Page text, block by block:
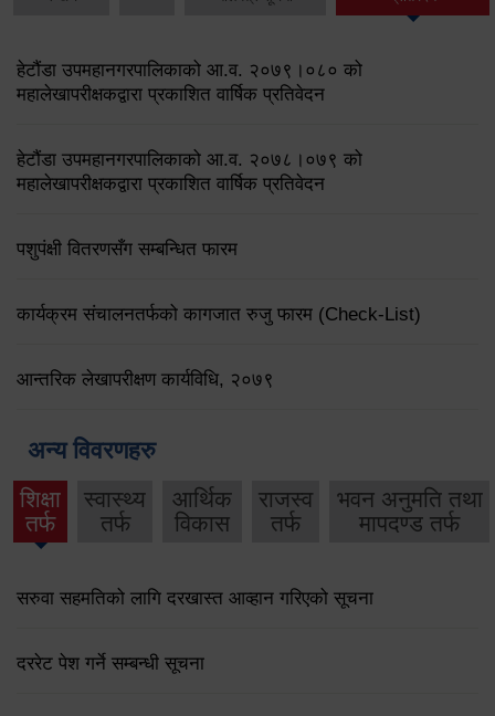
हेटौंडा उपमहानगरपालिकाको आ.व. २०७९।०८० को
महालेखापरीक्षकद्वारा प्रकाशित वार्षिक प्रतिवेदन
हेटौंडा उपमहानगरपालिकाको आ.व. २०७८।०७९ को
महालेखापरीक्षकद्वारा प्रकाशित वार्षिक प्रतिवेदन
पशुपंक्षी वितरणसँग सम्बन्धित फारम
कार्यक्रम संचालनतर्फको कागजात रुजु फारम (Check-List)
आन्तरिक लेखापरीक्षण कार्यविधि, २०७९
अन्य विवरणहरु
शिक्षा
तर्फ
स्वास्थ्य
तर्फ
आर्थिक
विकास
राजस्व
तर्फ
भवन अनुमति तथा
मापदण्ड तर्फ
सरुवा सहमतिको लागि दरखास्त आव्हान गरिएको सूचना
दररेट पेश गर्ने सम्बन्धी सूचना